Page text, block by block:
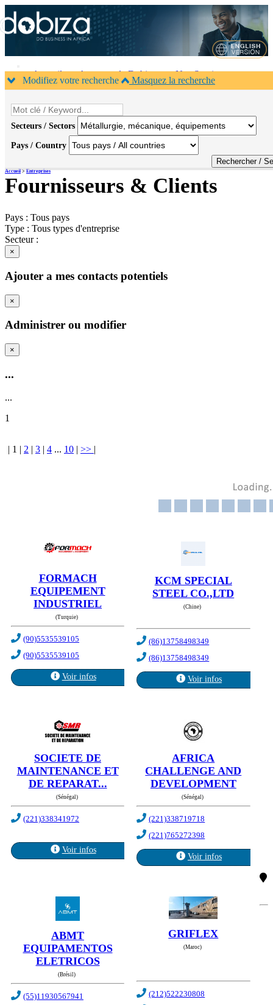
Accueil A propos de Dobiza
Nos Services
Agenda B2B
Contacts
Modifiez votre recherche Masquez la recherche
Secteurs / Sectors
Pays / Country
Accueil>Entreprises
Fournisseurs & Clients
Pays : Tous pays
Type : Tous types d'entreprise
Secteur :
×
Ajouter a mes contacts potentiels
×
Administrer ou modifier
×
...
...
1
1 2 3 4 ... 10 >>
FORMACH
EQUIPEMENT
INDUSTRIEL
(Turquie)
(90)5535539105
(90)5535539105
Voir infos
KCM SPECIAL
STEEL CO.,LTD
(Chine)
(86)13758498349
(86)13758498349
Voir infos
SOCIETE DE
MAINTENANCE ET
DE REPARAT...
(Sénégal)
(221)338341972
Voir infos
AFRICA
CHALLENGE AND
DEVELOPMENT
(Sénégal)
(221)338719718
(221)765272398
Voir infos
ABMT
EQUIPAMENTOS
ELETRICOS
(Brésil)
(55)11930567941
GRIFLEX
(Maroc)
(212)522230808